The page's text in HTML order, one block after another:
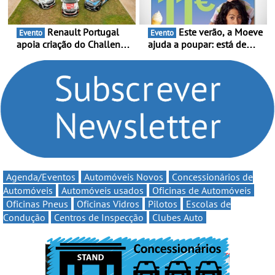
Evento
apoia criação do Challenge
compromisso com o
automobilismo nacional
continua em 2026
Evento
ajuda a poupar: está de
Volta” com descontos de
Agenda/Eventos Automóveis Novos
Concessionários de
Automóveis
Automóveis usados
Oficinas de Automóveis
Oficinas Pneus
Oficinas Vidros Pilotos
Escolas de
Condução
Centros de Inspecção Clubes Auto